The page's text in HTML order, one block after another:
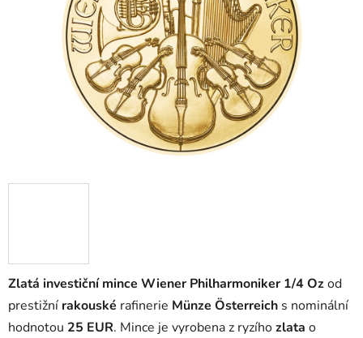
Zlatá investiční mince Wiener Philharmoniker 1/4 Ozod
prestižní rakouské rafinerie Münze Österreich s nominální
hodnotou 25 EUR. Mince je vyrobena z ryzíhozlata o